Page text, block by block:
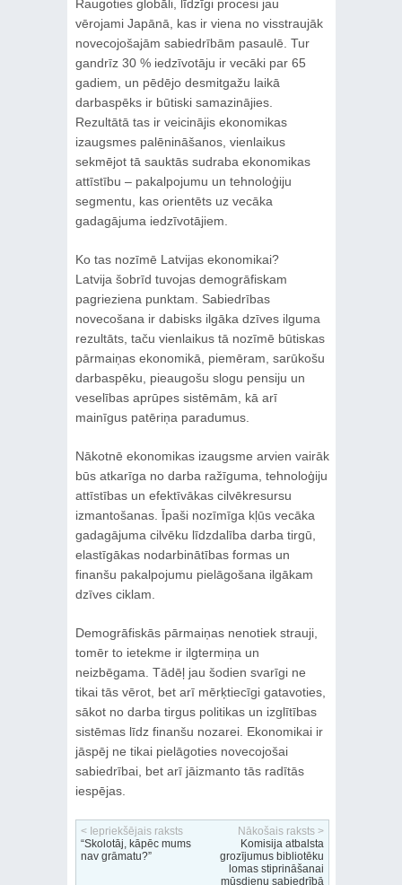
Raugoties globāli, līdzīgi procesi jau
vērojami Japānā, kas ir viena no visstraujāk
novecojošajām sabiedrībām pasaulē. Tur
gandrīz 30 % iedzīvotāju ir vecāki par 65
gadiem, un pēdējo desmitgažu laikā
darbaspēks ir būtiski samazinājies.
Rezultātā tas ir veicinājis ekonomikas
izaugsmes palēnināšanos, vienlaikus
sekmējot tā sauktās sudraba ekonomikas
attīstību – pakalpojumu un tehnoloģiju
segmentu, kas orientēts uz vecāka
gadagājuma iedzīvotājiem.
Ko tas nozīmē Latvijas ekonomikai?
Latvija šobrīd tuvojas demogrāfiskam
pagrieziena punktam. Sabiedrības
novecošana ir dabisks ilgāka dzīves ilguma
rezultāts, taču vienlaikus tā nozīmē būtiskas
pārmaiņas ekonomikā, piemēram, sarūkošu
darbaspēku, pieaugošu slogu pensiju un
veselības aprūpes sistēmām, kā arī
mainīgus patēriņa paradumus.
Nākotnē ekonomikas izaugsme arvien vairāk
būs atkarīga no darba ražīguma, tehnoloģiju
attīstības un efektīvākas cilvēkresursu
izmantošanas. Īpaši nozīmīga kļūs vecāka
gadagājuma cilvēku līdzdalība darba tirgū,
elastīgākas nodarbinātības formas un
finanšu pakalpojumu pielāgošana ilgākam
dzīves ciklam.
Demogrāfiskās pārmaiņas nenotiek strauji,
tomēr to ietekme ir ilgtermiņa un
neizbēgama. Tādēļ jau šodien svarīgi ne
tikai tās vērot, bet arī mērķtiecīgi gatavoties,
sākot no darba tirgus politikas un izglītības
sistēmas līdz finanšu nozarei. Ekonomikai ir
jāspēj ne tikai pielāgoties novecojošai
sabiedrībai, bet arī jāizmanto tās radītās
iespējas.
< Iepriekšējais raksts
“Skolotāj, kāpēc mums
nav grāmatu?”
Nākošais raksts >
Komisija atbalsta
grozījumus bibliotēku
lomas stiprināšanai
mūsdienu sabiedrībā